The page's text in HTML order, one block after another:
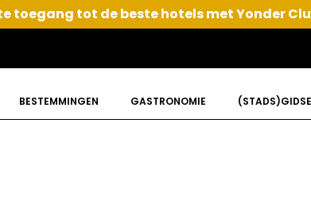
toegang tot de beste hotels met Yonder
BESTEMMINGEN GASTRONOMIE